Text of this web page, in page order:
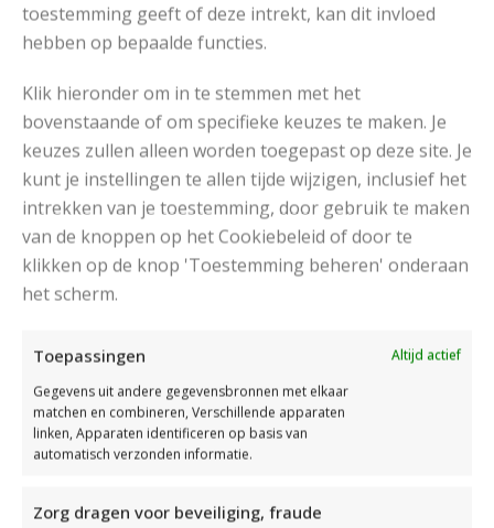
toestemming geeft of deze intrekt, kan dit invloed
hebben op bepaalde functies.
Klik hieronder om in te stemmen met het
bovenstaande of om specifieke keuzes te maken. Je
keuzes zullen alleen worden toegepast op deze site. Je
kunt je instellingen te allen tijde wijzigen, inclusief het
intrekken van je toestemming, door gebruik te maken
van de knoppen op het Cookiebeleid of door te
klikken op de knop 'Toestemming beheren' onderaan
het scherm.
Toepassingen
Altijd actief
Gegevens uit andere gegevensbronnen met elkaar
matchen en combineren, Verschillende apparaten
linken, Apparaten identificeren op basis van
automatisch verzonden informatie.
Zorg dragen voor beveiliging, fraude
DAMESJAS BREIEN VAN HEERLIJK ZACHT GAREN